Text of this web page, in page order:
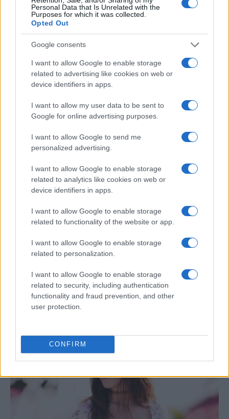
Personal Data that Is Unrelated with the
Purposes for which it was collected.
Opted Out
Google consents
I want to allow Google to enable storage
related to advertising like cookies on web or
device identifiers in apps.
I want to allow my user data to be sent to
Google for online advertising purposes.
I want to allow Google to send me
personalized advertising.
I want to allow Google to enable storage
related to analytics like cookies on web or
device identifiers in apps.
I want to allow Google to enable storage
related to functionality of the website or app.
I want to allow Google to enable storage
related to personalization.
I want to allow Google to enable storage
related to security, including authentication
functionality and fraud prevention, and other
user protection.
CONFIRM
Guía práctica para entender conflictos
internacionales paso a paso
Domina el arte de evaluar fuentes y mapas,…
INTERNACIONAL
Jornadas Nacionales de Movilidad
Erasmus+ en la Universidad de Jaén
La Universidad de Jaén será el epicentro del…
INTERNACIONAL